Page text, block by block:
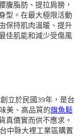
腹脂肪、提拉肩膀，
型。在最大極限活動
保持肌肉溫暖、提升
佳肌能和減少受傷風
立於民國39年，是台
美、高品質的旗魚鬆
真價實而供不應求。
中縣大裡工業區購置